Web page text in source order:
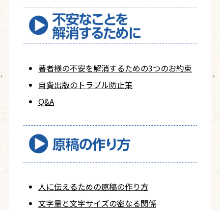
著者様の不安を解消するための3つのお約束
自費出版の トラブル防止策
Q&A
人に伝えるための原稿の作り方
文字量と文字サイズの密なる関係